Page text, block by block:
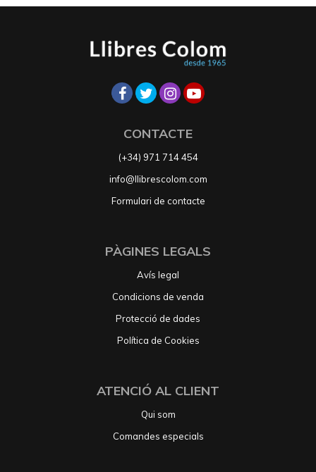
CONTACTE
(+34) 971 714 454
info@llibrescolom.com
Formulari de contacte
PÀGINES LEGALS
Avís legal
Condicions de venda
Protecció de dades
Política de Cookies
ATENCIÓ AL CLIENT
Qui som
Comandes especials